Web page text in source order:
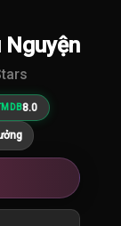
8.0/10
Nguyện
8.0